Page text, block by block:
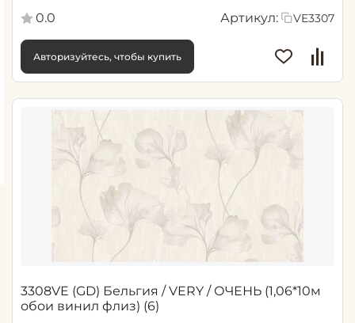
0.0 Артикул: VE3307
Авторизуйтесь, чтобы купить
3308VE (GD) Бельгия / VERY / ОЧЕНЬ (1,06*10м
обои винил флиз) (6)